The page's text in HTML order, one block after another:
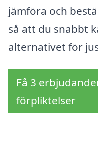
jämföra och
så att du snabbt
alternativet för
Få 3
förpliktelser